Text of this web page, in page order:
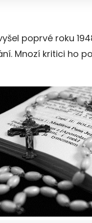
poprvé roku
Mnozí kritici ho